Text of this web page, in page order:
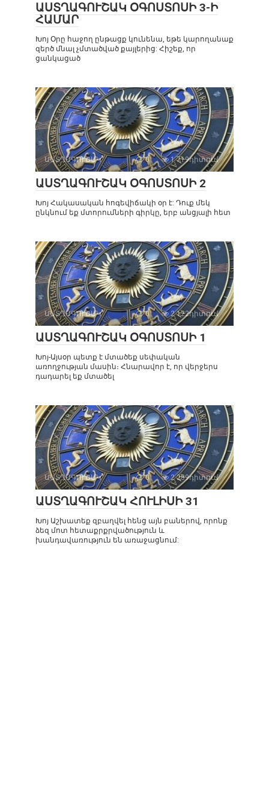
ԱՍՏՂԱԳՈՒՇԱԿ ՕԳՈՍՏՈՍԻ 3-Ի
ՀԱՄԱՐ
Խոյ Օրը հաջող ընթացք կունենա, եթե կարողանաք
զերծ մնալ չմտածված քայլերից: Հիշեք, որ
ցանկացած
ԱՍՏՂԱԳՈՒՇԱԿ 0 1 719դիտում
ԱՍՏՂԱԳՈՒՇԱԿ ՕԳՈՍՏՈՍԻ 2
Խոյ Հակասական հոգեվիճակի օր է: Դուք մեկ
ընկնում եք մտորումների գիրկը, երբ անցյալի հետ
ԱՍՏՂԱԳՈՒՇԱԿ 0 2 122դիտում
ԱՍՏՂԱԳՈՒՇԱԿ ՕԳՈՍՏՈՍԻ 1
Խոյ-Այսօր պետք է մտածեք սեփական
առողջության մասին։ Հնարավոր է, որ վերջերս
դադարել եք մտածել
ԱՍՏՂԱԳՈՒՇԱԿ 0 2 289դիտում
ԱՍՏՂԱԳՈՒՇԱԿ ՀՈՒԼԻՍԻ 31
Խոյ Աշխատեք զբաղվել հենց այն բաներով, որոնք
ձեզ մոտ հետաքրքրվածություն և
խանդավառություն են առաջացնում: